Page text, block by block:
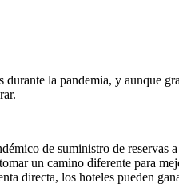
la pandemia, y aunque
de suministro de reservas
un camino diferente para
directa, los hoteles pueden